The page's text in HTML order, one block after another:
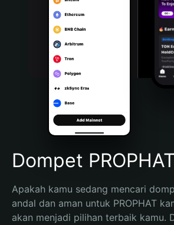
Português (Portugal)
Bahasa Indonesia
Português (Brasil)
Español (Argentina)
Dompet PROPHAT
Apakah kamu sedang mencari
andal dan aman untuk PROPHAT
akan menjadi pilihan terbaik kamu.